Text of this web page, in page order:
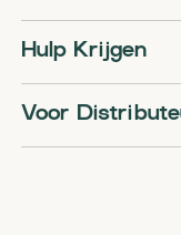
Hulp Krijgen
Voor